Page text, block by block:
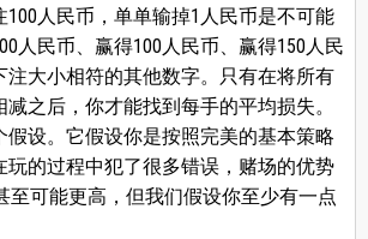
人民币，单单输掉1人民币是不可能
人民币、赢得100人民币、赢得150人民
注大小相符的其他数字。只有在将所有
之后，你才能找到每手的平均损失。
假设。它假设你是按照完美的基本策略
玩的过程中犯了很多错误，赌场的优势
至可能更高，但我们假设你至少有一点